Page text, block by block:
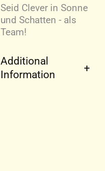
Seid Clever in Sonne
und Schatten - als
Team!
Additional
Information